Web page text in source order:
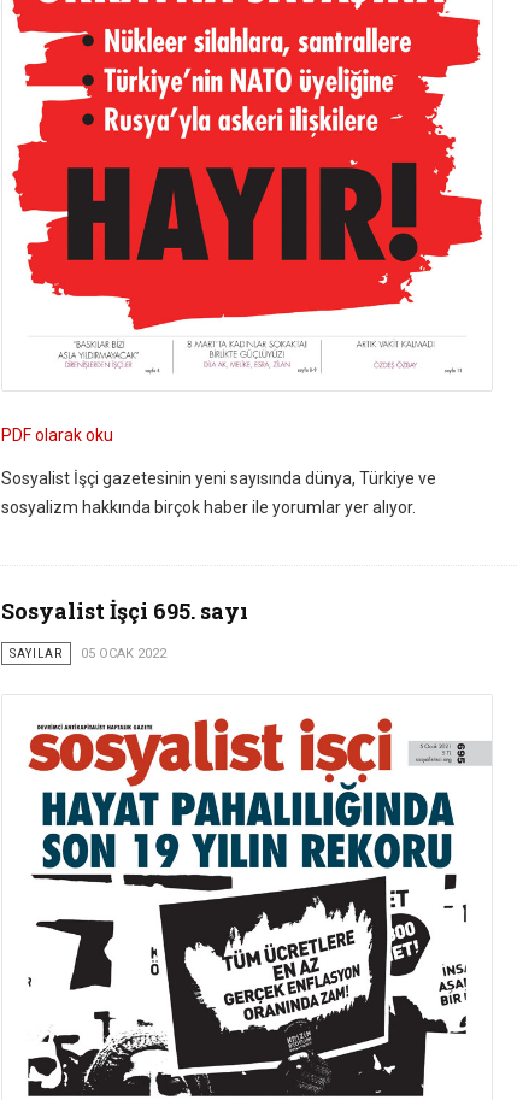
PDF olarak oku
Sosyalist İşçi gazetesinin yeni sayısında dünya, Türkiye ve
sosyalizm hakkında birçok haber ile yorumlar yer alıyor.
Sosyalist İşçi 695. sayı
SAYILAR 05 OCAK 2022